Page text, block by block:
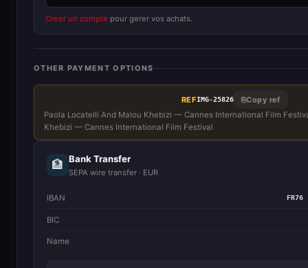
Creer un compte pour gerer vos achats.
OTHER PAYMENT OPTIONS
REFIMG-25826 ⎘Copy ref
Paola Locatelli And Malou Khebizi — Cannes International Film
Khebizi — Cannes International Film Festival
🏦 Bank Transfer
SEPA wire transfer · EUR
IBAN
BIC
Name